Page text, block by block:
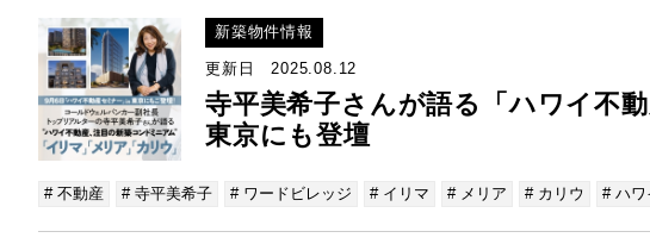
新築物件情報
更新日 2025.08.12
寺平美希子さんが語る「ハワイ不
東京にも登壇
# 不動産 # 寺平美希子 # ワードビレッジ # イリマ # メリア # カリウ # ハワ